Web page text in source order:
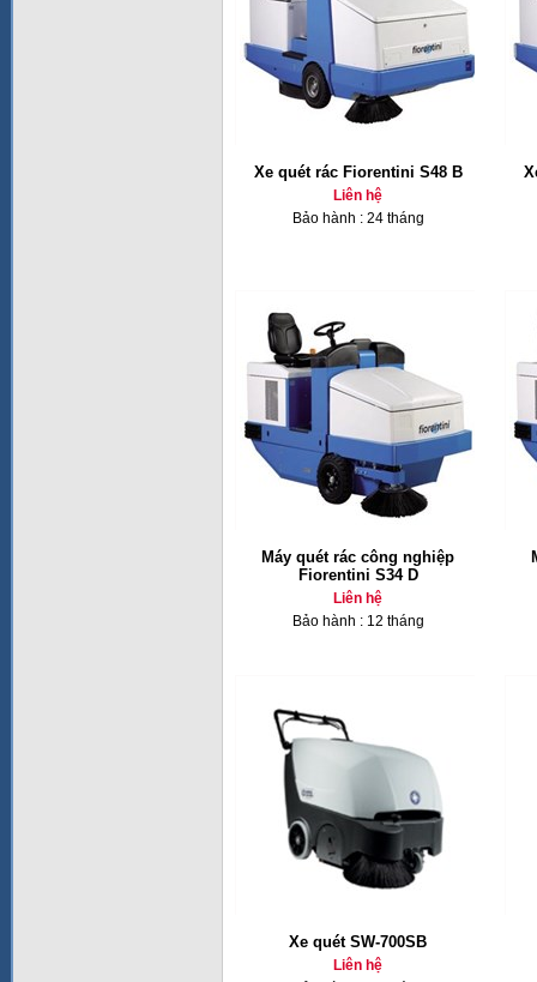
Xe quét rác Fiorentini S48 B
Liên hệ
Bảo hành : 24 tháng
Máy quét rác công nghiệp
Fiorentini S34 D
Liên hệ
Bảo hành : 12 tháng
Xe quét SW-700SB
Liên hệ